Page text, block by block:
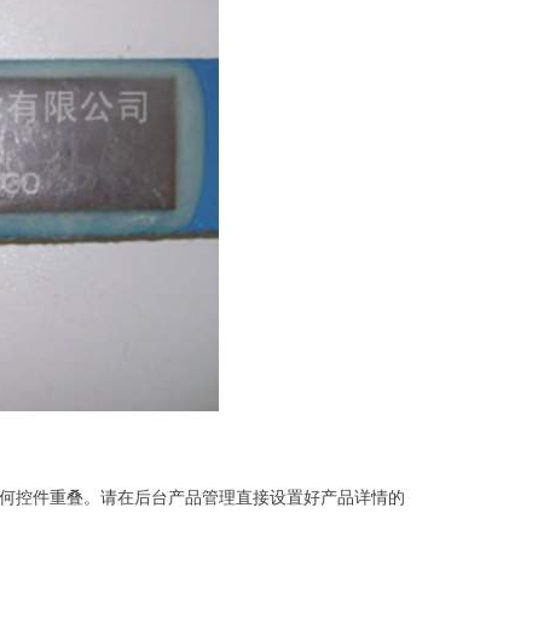
控件重叠。请在后台产品管理直接设置好产品详情的